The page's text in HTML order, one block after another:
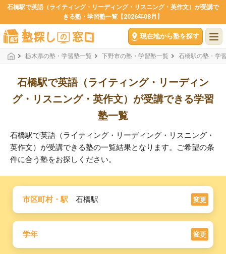
石橋駅で英語（ライティング・リーディング・リスニング・英作文）が受講で
きる塾・学習塾一覧【2026年08月】
現在地から塾を探す
栃木県の塾・学習塾一覧 下野市の塾・学習塾一覧 石橋駅の塾・学
石橋駅で英語（ライティング・リーディン
グ・リスニング・英作文）が受講できる学習
塾一覧
石橋駅で英語（ライティング・リーディング・リスニング・
英作文）が受講できる塾の一覧結果となります。ご希望の条
件に合う塾をお探しください。
市区町村・駅 石橋駅 変更
学年 変更